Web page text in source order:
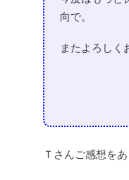
向で。
またよろしく
Ｔさんご感想を